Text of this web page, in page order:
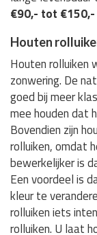
€90,- tot €150,-
Houten
Houten rolluiken
zonwering. De
goed bij meer
mee houden dat
Bovendien zijn
rolluiken, omdat
bewerkelijker is
Een voordeel is
kleur te
rolluiken iets
rolluiken. U laat